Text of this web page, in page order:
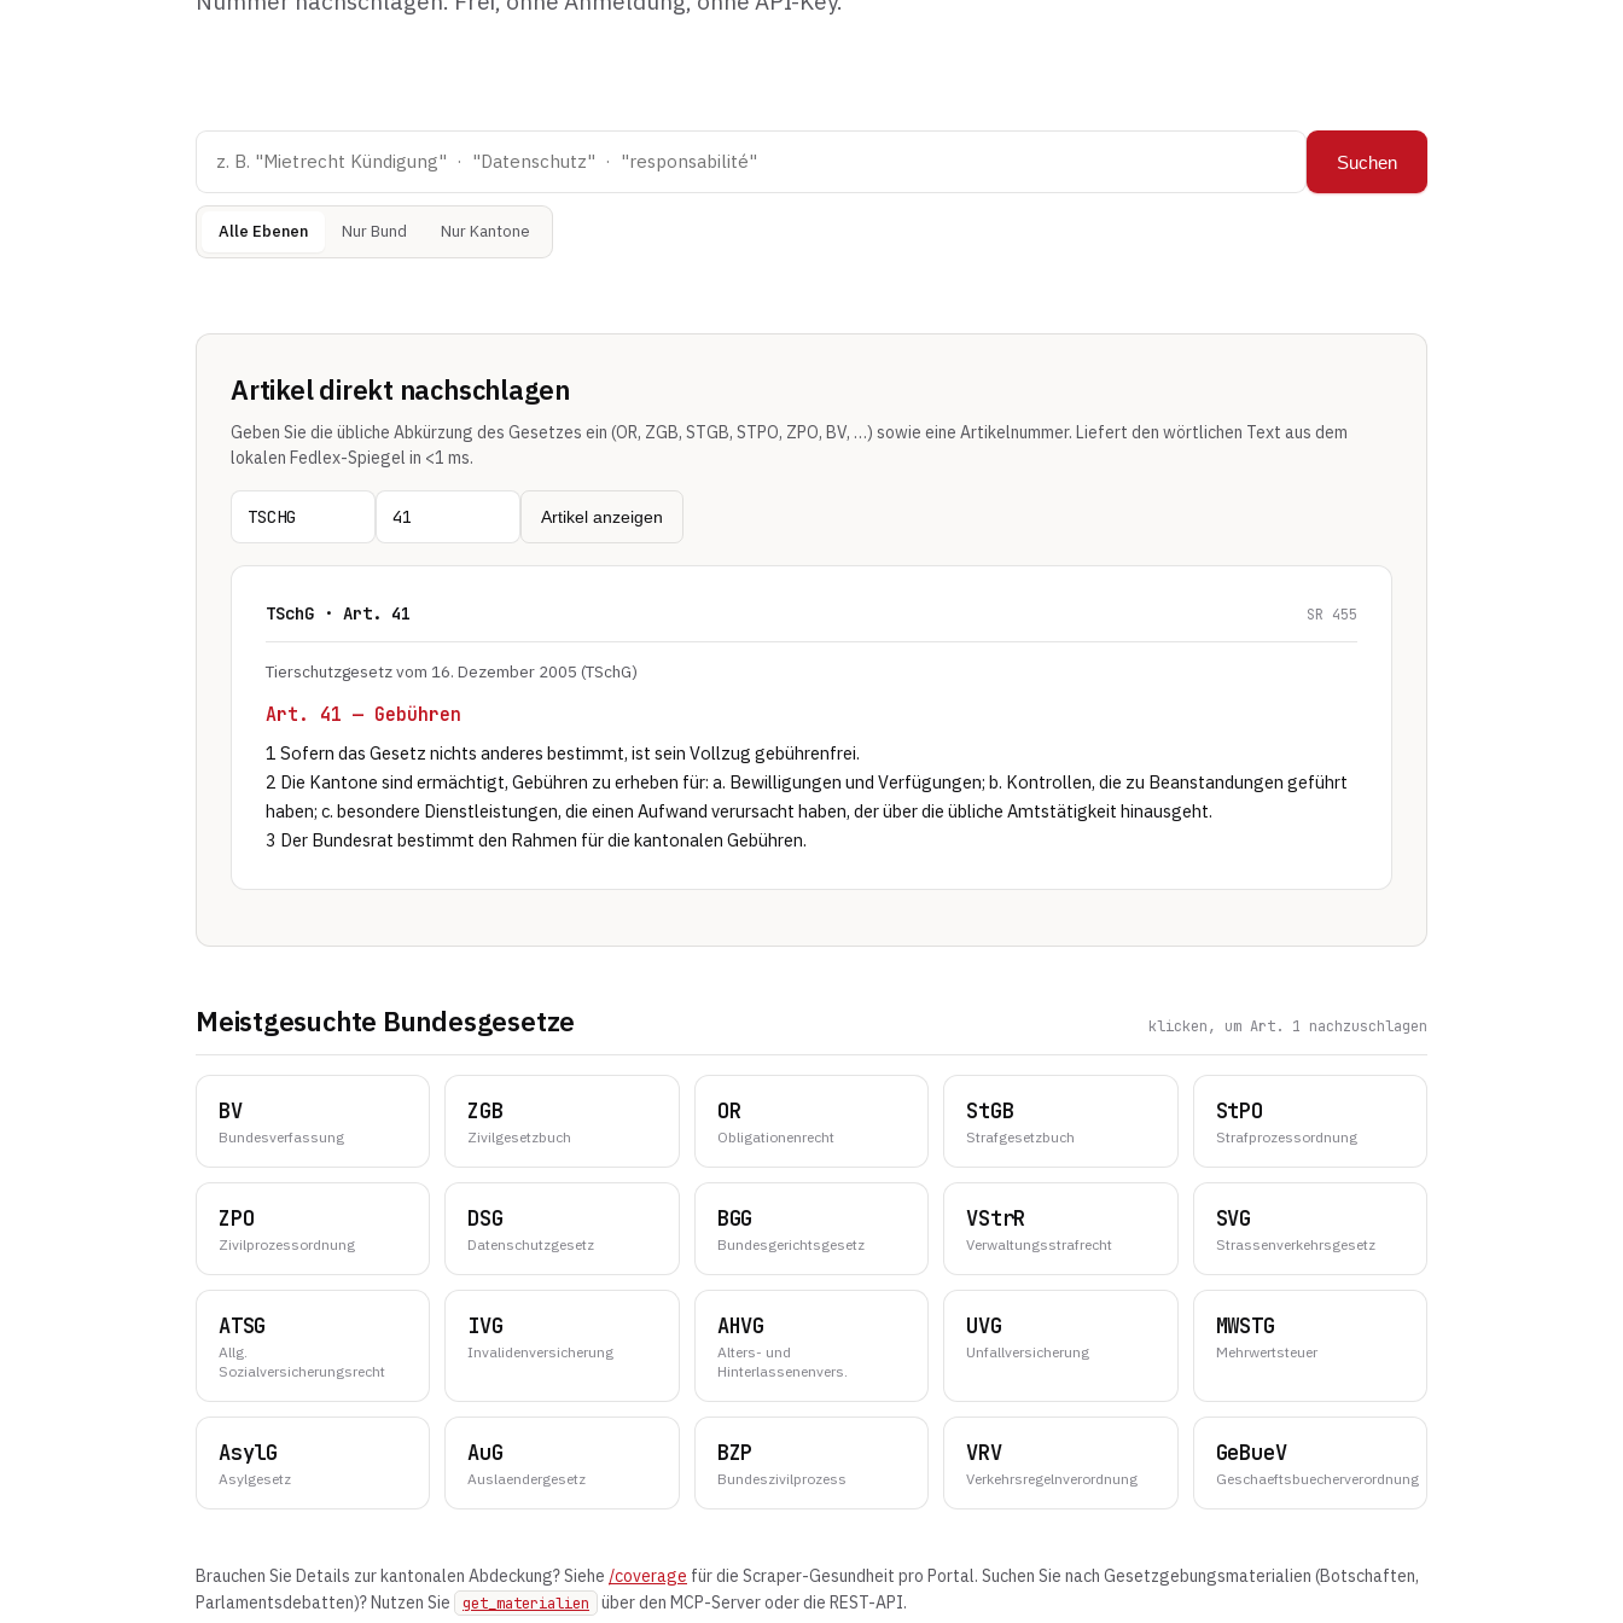
Suchen
Alle Ebenen Nur Bund Nur Kantone
Artikel direkt nachschlagen
Geben Sie die übliche Abkürzung des Gesetzes ein (OR, ZGB, STGB, STPO, ZPO, BV, …) sowie eine Artikelnummer. Liefert den wörtlichen Text aus dem
lokalen Fedlex-Spiegel in <1 ms.
Artikel anzeigen
TSchG · Art. 41 SR 455
Tierschutzgesetz vom 16. Dezember 2005 (TSchG)
Art. 41 — Gebühren
1 Sofern das Gesetz nichts anderes bestimmt, ist sein Vollzug gebührenfrei.
2 Die Kantone sind ermächtigt, Gebühren zu erheben für: a. Bewilligungen und Verfügungen; b. Kontrollen, die zu Beanstandungen geführt
haben; c. besondere Dienstleistungen, die einen Aufwand verursacht haben, der über die übliche Amtstätigkeit hinausgeht.
3 Der Bundesrat bestimmt den Rahmen für die kantonalen Gebühren.
Meistgesuchte Bundesgesetze klicken, um Art. 1 nachzuschlagen
BV
Bundesverfassung
ZGB
Zivilgesetzbuch
OR
Obligationenrecht
StGB
Strafgesetzbuch
StPO
Strafprozessordnung
ZPO
Zivilprozessordnung
DSG
Datenschutzgesetz
BGG
Bundesgerichtsgesetz
VStrR
Verwaltungsstrafrecht
SVG
Strassenverkehrsgesetz
ATSG
Allg.
Sozialversicherungsrecht
IVG
Invalidenversicherung
AHVG
Alters- und
Hinterlassenenvers.
UVG
Unfallversicherung
MWSTG
Mehrwertsteuer
AsylG
Asylgesetz
AuG
Auslaendergesetz
BZP
Bundeszivilprozess
VRV
Verkehrsregelnverordnung
GeBueV
Geschaeftsbuecherverordnung
Brauchen Sie Details zur kantonalen Abdeckung? Siehe /coverage für die Scraper-Gesundheit pro Portal. Suchen Sie nach Gesetzgebungsmaterialien (Botschaften,
Parlamentsdebatten)? Nutzen Sie
get_materialien über den MCP-Server oder die REST-API.